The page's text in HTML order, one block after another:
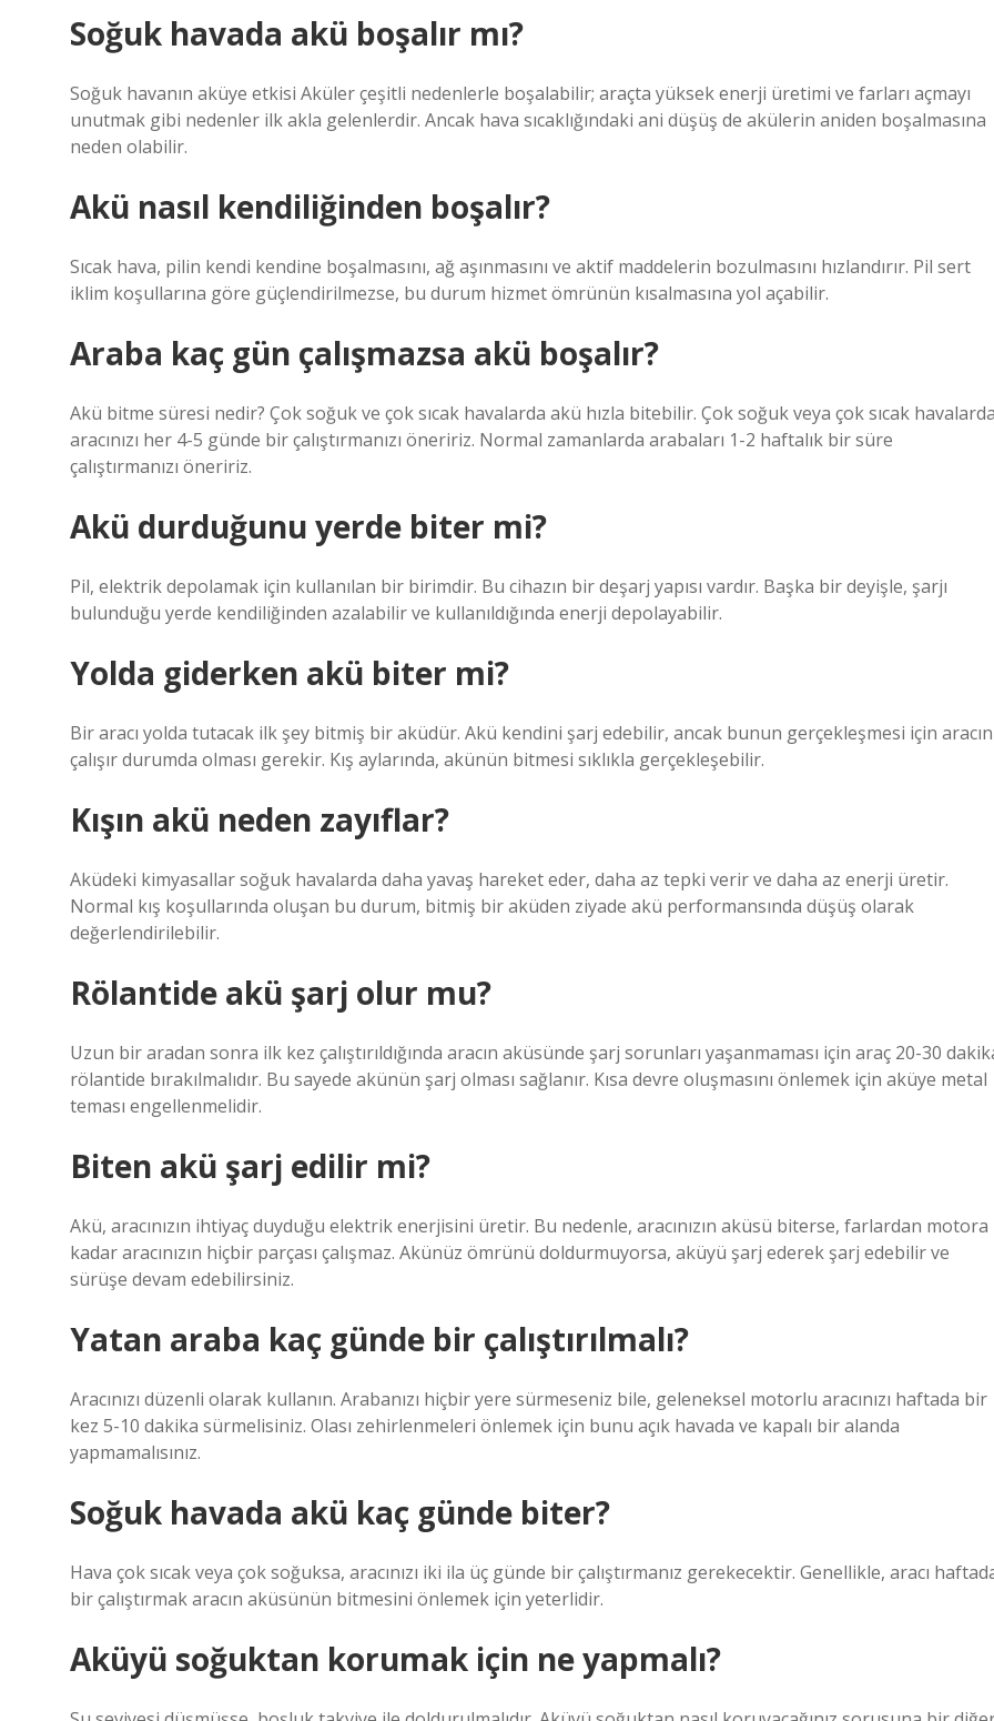
Soğuk havada akü boşalır mı?
Soğuk havanın aküye etkisi Aküler çeşitli nedenlerle boşalabilir; araçta yüksek enerji üretimi ve farları açmayı
unutmak gibi nedenler ilk akla gelenlerdir. Ancak hava sıcaklığındaki ani düşüş de akülerin aniden boşalmasına
neden olabilir.
Akü nasıl kendiliğinden boşalır?
Sıcak hava, pilin kendi kendine boşalmasını, ağ aşınmasını ve aktif maddelerin bozulmasını hızlandırır. Pil sert
iklim koşullarına göre güçlendirilmezse, bu durum hizmet ömrünün kısalmasına yol açabilir.
Araba kaç gün çalışmazsa akü boşalır?
Akü bitme süresi nedir? Çok soğuk ve çok sıcak havalarda akü hızla bitebilir. Çok soğuk veya çok sıcak havalarda
aracınızı her 4-5 günde bir çalıştırmanızı öneririz. Normal zamanlarda arabaları 1-2 haftalık bir süre
çalıştırmanızı öneririz.
Akü durduğunu yerde biter mi?
Pil, elektrik depolamak için kullanılan bir birimdir. Bu cihazın bir deşarj yapısı vardır. Başka bir deyişle, şarjı
bulunduğu yerde kendiliğinden azalabilir ve kullanıldığında enerji depolayabilir.
Yolda giderken akü biter mi?
Bir aracı yolda tutacak ilk şey bitmiş bir aküdür. Akü kendini şarj edebilir, ancak bunun gerçekleşmesi için aracın
çalışır durumda olması gerekir. Kış aylarında, akünün bitmesi sıklıkla gerçekleşebilir.
Kışın akü neden zayıflar?
Aküdeki kimyasallar soğuk havalarda daha yavaş hareket eder, daha az tepki verir ve daha az enerji üretir.
Normal kış koşullarında oluşan bu durum, bitmiş bir aküden ziyade akü performansında düşüş olarak
değerlendirilebilir.
Rölantide akü şarj olur mu?
Uzun bir aradan sonra ilk kez çalıştırıldığında aracın aküsünde şarj sorunları yaşanmaması için araç 20-30
rölantide bırakılmalıdır. Bu sayede akünün şarj olması sağlanır. Kısa devre oluşmasını önlemek için aküye metal
teması engellenmelidir.
Biten akü şarj edilir mi?
Akü, aracınızın ihtiyaç duyduğu elektrik enerjisini üretir. Bu nedenle, aracınızın aküsü biterse, farlardan motora
kadar aracınızın hiçbir parçası çalışmaz. Akünüz ömrünü doldurmuyorsa, aküyü şarj ederek şarj edebilir ve
sürüşe devam edebilirsiniz.
Yatan araba kaç günde bir çalıştırılmalı?
Aracınızı düzenli olarak kullanın. Arabanızı hiçbir yere sürmeseniz bile, geleneksel motorlu aracınızı haftada bir
kez 5-10 dakika sürmelisiniz. Olası zehirlenmeleri önlemek için bunu açık havada ve kapalı bir alanda
yapmamalısınız.
Soğuk havada akü kaç günde biter?
Hava çok sıcak veya çok soğuksa, aracınızı iki ila üç günde bir çalıştırmanız gerekecektir. Genellikle, aracı
bir çalıştırmak aracın aküsünün bitmesini önlemek için yeterlidir.
Aküyü soğuktan korumak için ne yapmalı?